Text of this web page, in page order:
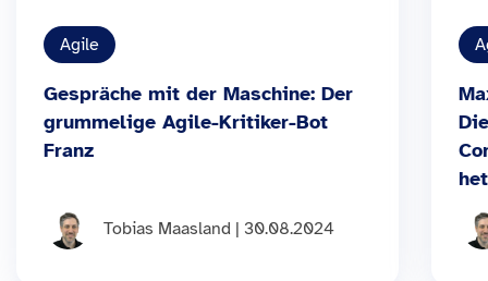
Agile
Gespräche mit der Maschine: Der
grummelige Agile-Kritiker-Bot
Franz
Tobias Maasland | 30.08.2024